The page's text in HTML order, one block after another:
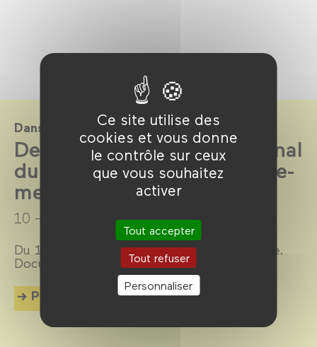
Ce site utilise des
cookies et vous donne
le contrôle sur ceux
que vous souhaitez
activer
Tout accepter
Tout refuser
Personnaliser
Dans le cadre de
Demain, Festival international
du Film documentaire Outre-
mer 2025
10 → 14 décembre 2025
Du 10 au 14 décembre 2025. Entrée gratuite.
Documentaires, films et débats.
Plus d'info